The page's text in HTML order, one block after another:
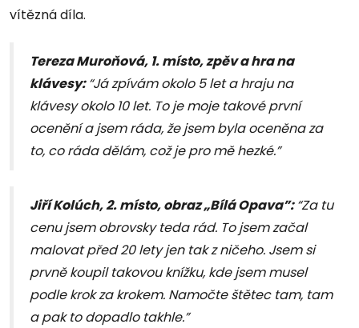
vítězná díla.
Tereza Muroňová, 1. místo, zpěv a hra na
klávesy:“Já zpívám okolo 5 let a hraju na
klávesy okolo 10 let. To je moje takové první
ocenění a jsem ráda, že jsem byla oceněna za
to, co ráda dělám, což je pro mě hezké.”
Jiří Kolúch, 2. místo, obraz „Bílá Opava”:“Za tu
cenu jsem obrovsky teda rád. To jsem začal
malovat před 20 lety jen tak z ničeho. Jsem si
prvně koupil takovou knížku, kde jsem musel
podle krok za krokem. Namočte štětec tam, tam
a pak to dopadlo takhle.”